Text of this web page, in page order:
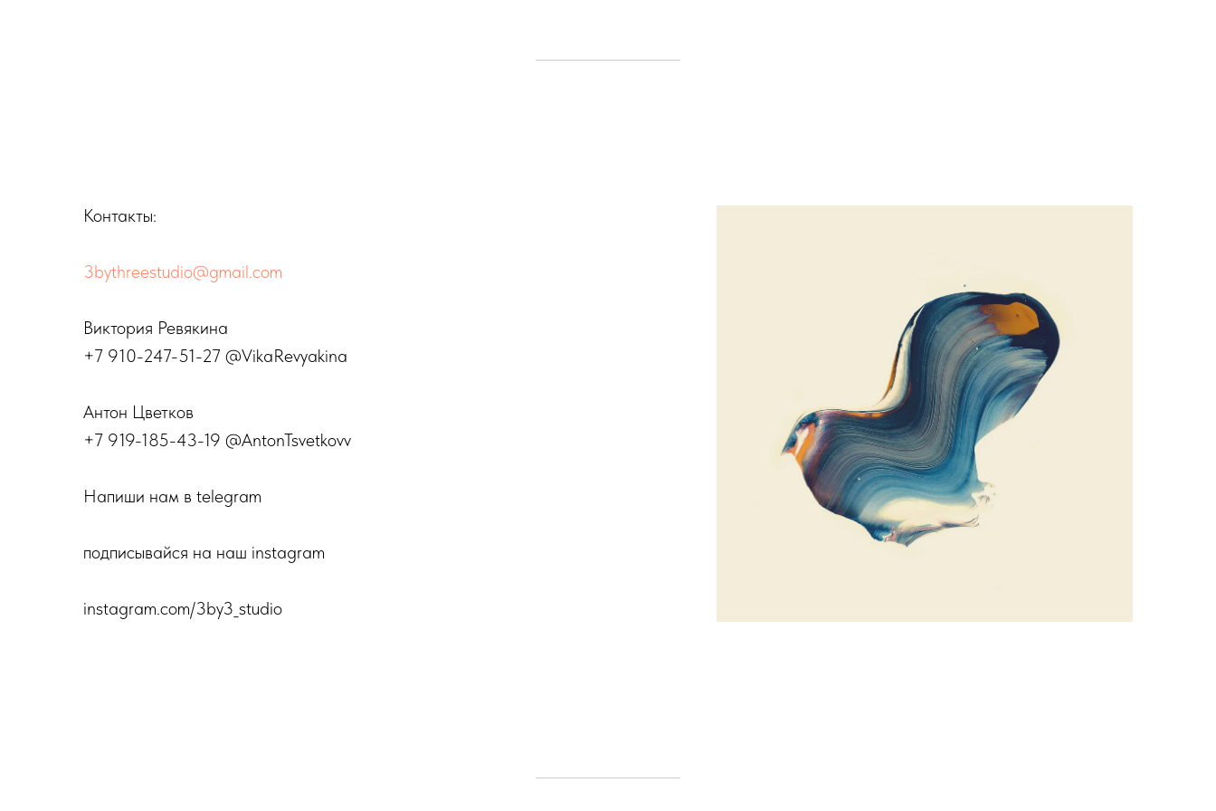
Контакты:
3bythreestudio@gmail.com
Виктория Ревякина
+7 910-247-51-27 @VikaRevyakina
Антон Цветков
+7 919-185-43-19 @AntonTsvetkovv
Напиши нам в telegram
подписывайся на наш instagram
instagram.com/3by3_studio